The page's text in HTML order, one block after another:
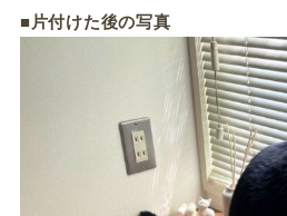
■片付けた後の写真